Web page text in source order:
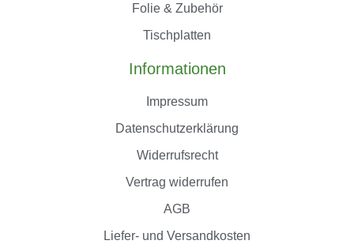
Folie & Zubehör
Tischplatten
Informationen
Impressum
Datenschutzerklärung
Widerrufsrecht
Vertrag widerrufen
AGB
Liefer- und Versandkosten